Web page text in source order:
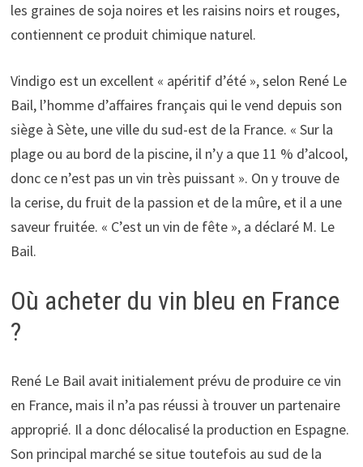
les graines de soja noires et les raisins noirs et rouges,
contiennent ce produit chimique naturel.
Vindigo est un excellent « apéritif d’été », selon René Le
Bail, l’homme d’affaires français qui le vend depuis son
siège à Sète, une ville du sud-est de la France. « Sur la
plage ou au bord de la piscine, il n’y a que 11 % d’alcool,
donc ce n’est pas un vin très puissant ». On y trouve de
la cerise, du fruit de la passion et de la mûre, et il a une
saveur fruitée. « C’est un vin de fête », a déclaré M. Le
Bail.
Où acheter du vin bleu en France
?
René Le Bail avait initialement prévu de produire ce vin
en France, mais il n’a pas réussi à trouver un partenaire
approprié. Il a donc délocalisé la production en Espagne.
Son principal marché se situe toutefois au sud de la